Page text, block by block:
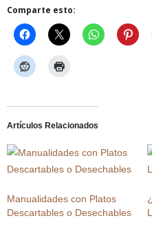
Comparte esto:
Artículos Relacionados
Manualidades con Platos
Descartables o Desechables